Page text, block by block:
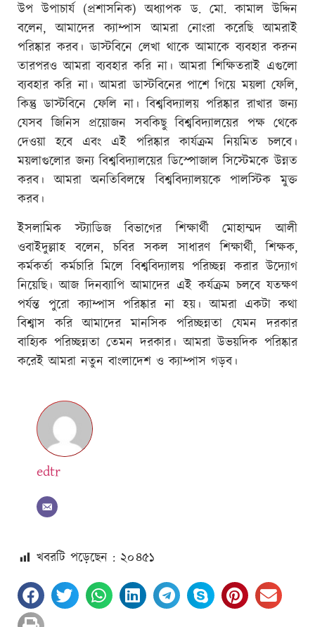
উপ উপাচার্য (প্রশাসনিক) অধ্যাপক ড. মো. কামাল উদ্দিন
বলেন, আমাদের ক্যাম্পাস আমরা নোংরা করেছি আমরাই
পরিষ্কার করব। ডাস্টবিনে লেখা থাকে আমাকে ব্যবহার করুন
তারপরও আমরা ব্যবহার করি না। আমরা শিক্ষিতরাই এগুলো
ব্যবহার করি না। আমরা ডাস্টবিনের পাশে গিয়ে ময়লা ফেলি,
কিন্তু ডাস্টবিনে ফেলি না। বিশ্ববিদ্যালয় পরিষ্কার রাখার জন্য
যেসব জিনিস প্রয়োজন সবকিছু বিশ্ববিদ্যালয়ের পক্ষ থেকে
দেওয়া হবে এবং এই পরিষ্কার কার্যক্রম নিয়মিত চলবে।
ময়লাগুলোর জন্য বিশ্ববিদ্যালয়ের ডিস্পোজাল সিস্টেমকে উন্নত
করব। আমরা অনতিবিলম্বে বিশ্ববিদ্যালয়কে পালস্টিক মুক্ত
করব।
ইসলামিক স্ট্যাডিজ বিভাগের শিক্ষার্থী মোহাম্মদ আলী
ওবাইদুল্লাহ বলেন, চবির সকল সাধারণ শিক্ষার্থী, শিক্ষক,
কর্মকর্তা কর্মচারি মিলে বিশ্ববিদ্যালয় পরিচ্ছন্ন করার উদ্যোগ
নিয়েছি। আজ দিনব্যাপি আমাদের এই কর্যক্রম চলবে যতক্ষণ
পর্যন্ত পুরো ক্যাম্পাস পরিষ্কার না হয়। আমরা একটা কথা
বিশ্বাস করি আমাদের মানসিক পরিচ্ছন্নতা যেমন দরকার
বাহ্যিক পরিচ্ছন্নতা তেমন দরকার। আমরা উভয়দিক পরিষ্কার
করেই আমরা নতুন বাংলাদেশ ও ক্যাম্পাস গড়ব।
edtr
খবরটি পড়েছেন : ২০৪৫১